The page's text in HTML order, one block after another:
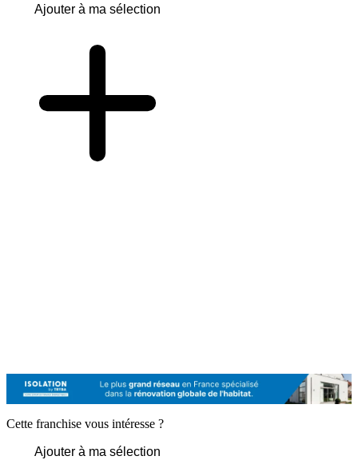
Ajouter à ma sélection
Cette franchise vous intéresse ?
Ajouter à ma sélection